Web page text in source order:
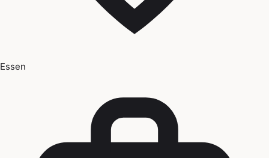
Essen